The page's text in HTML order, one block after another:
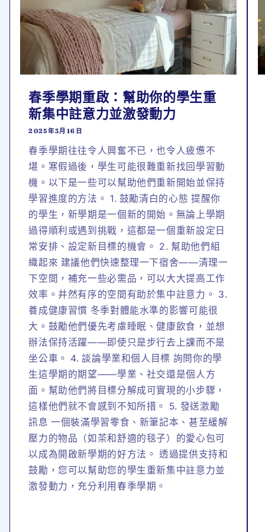
春季學期重啟：幫助你的學生重
新集中註意力並激發動力
2025年3月16日
春季學期往往令人興奮不已，也令人疲憊不
堪。寒假過後，學生可能很難重新找回學習動
機。以下是一些可以幫助他們重新開始並保持
學習進度的方法。 1. 鼓勵清白的心態 提醒你
的學生，新學期是一個新的開始。無論上學期
過得順利或遇到挑戰，這都是一個重新設定日
常安排、設定新目標的機會。 2. 幫助他們組
織起來 建議他們快速整理一下宿舍——清理一
下空間，補充一些必需品，可以大大提高工作
效率。井然有序的空間有助於集中註意力。 3.
養成健康習慣 冬季對體能水準的影響可能很
大。鼓勵他們優先考慮睡眠、健康飲食，並想
辦法保持活躍——即使只是步行去上課而不是
坐公車。 4. 談論學業和個人目標 詢問你的學
生這學期的期望——學業、社交還是個人方
面。幫助他們將目標分解成可實現的小步驟，
這樣他們就不會感到不知所措。 5. 發送激勵
訊息 一個裝滿學習零食、新筆記本、甚至緩解
壓力的物品（如茶和舒適的毯子）的愛心包可
以成為開啟新學期的好方法。 透過提供支持和
鼓勵，您可以幫助您的學生重新集中註意力並
激發動力，充分利用春季學期。